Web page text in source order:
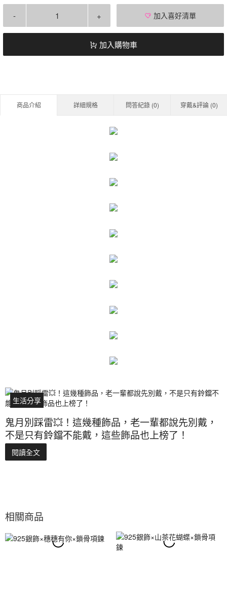
- + 加入喜好清單
加入購物車
商品介紹 詳細規格 問答紀錄 (0) 穿戴&評論 (0)
生活分享
鬼月別踩雷💥！這幾種飾品，老一輩都說先別戴，
不是只有鈴鐺不能戴，這些飾品也上榜了！
閱讀全文
相關商品